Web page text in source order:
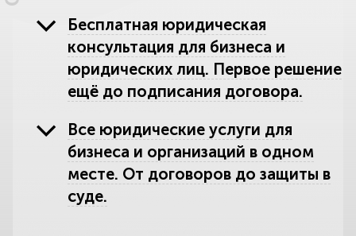
Бесплатная юридическая
консультация для бизнеса и
юридических лиц. Первое решение
ещё до подписания договора.
Все юридические услуги для
бизнеса и организаций в одном
месте. От договоров до защиты в
суде.